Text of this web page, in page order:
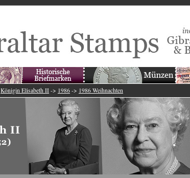
Königin Elisabeth II -> 1986 -> 1986 Weihnachten